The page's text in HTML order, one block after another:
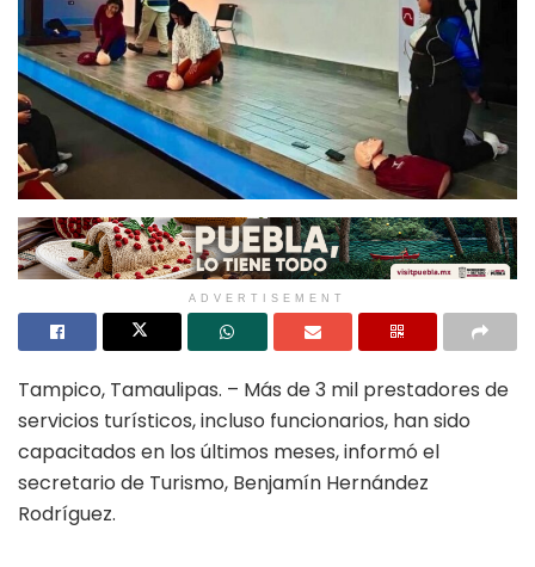
ADVERTISEMENT
Tampico, Tamaulipas. – Más de 3 mil prestadores de
servicios turísticos, incluso funcionarios, han sido
capacitados en los últimos meses, informó el
secretario de Turismo, Benjamín Hernández
Rodríguez.